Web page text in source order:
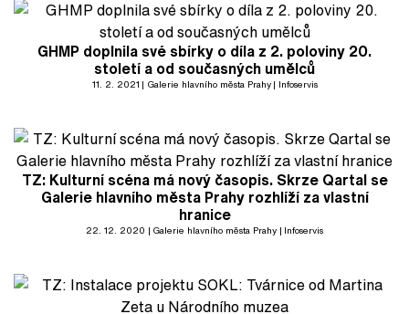
GHMP doplnila své sbírky o díla z 2. poloviny 20.
století a od současných umělců
11. 2. 2021 Galerie hlavního města Prahy Infoservis
TZ: Kulturní scéna má nový časopis. Skrze Qartal se
Galerie hlavního města Prahy rozhlíží za vlastní
hranice
22. 12. 2020 Galerie hlavního města Prahy Infoservis